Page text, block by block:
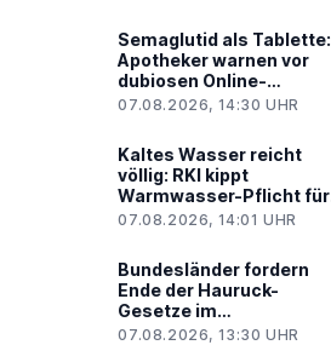
Semaglutid als Tablette:
Apotheker warnen vor
dubiosen Online-
Angeboten
07.08.2026, 14:30 UHR
Kaltes Wasser reicht
völlig: RKI kippt
Warmwasser-Pflicht für
Kliniken
07.08.2026, 14:01 UHR
Bundesländer fordern
Ende der Hauruck-
Gesetze im
Gesundheitswesen
07.08.2026, 13:30 UHR